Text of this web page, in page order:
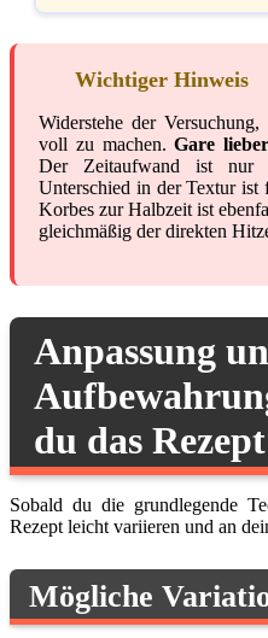
Wichtiger Hinweis
Widerstehe der
voll zu machen.Gare
Der Zeitaufwand ist nur
Unterschied in der Textur ist
Korbes zur Halbzeit ist
gleichmäßig der direkten
Anpassung
du das
Sobald du die grundlegende
Rezept leicht variieren und an
Mögliche